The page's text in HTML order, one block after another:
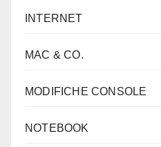
INTERNET
MAC & CO.
MODIFICHE CONSOLE
NOTEBOOK